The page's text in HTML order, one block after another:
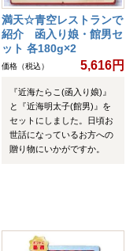
満天☆青空レストランで
紹介 函入り娘・館男セ
ット 各180g×2
価格（税込） 5,616円
『近海たらこ(函入り娘)』
と『近海明太子(館男)』を
セットにしました。日頃お
世話になっているお方への
贈り物にいかがですか。